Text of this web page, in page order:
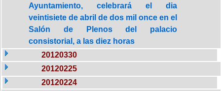
Ayuntamiento, celebrará el dia
veintisiete de abril de dos mil once en el
Salón de Plenos del palacio
consistorial, a las diez horas
20120330
20120225
20120224